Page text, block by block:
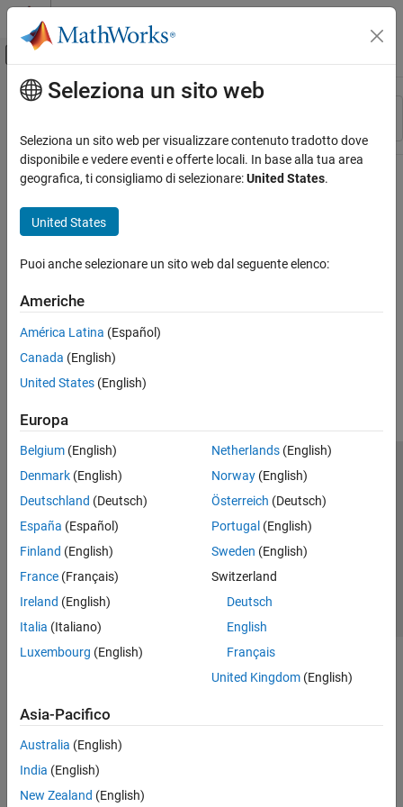
Vai al contenuto
Attiva/disattiva menu di navigazione
Risorsa
Stato
Contenuto principale
Seleziona un sito web
Seleziona un sito web per visualizzare contenuto tradotto dove
disponibile e vedere eventi e offerte locali. In base alla tua area
geografica, ti consigliamo di selezionare:United States.
United States
Puoi anche selezionare un sito web dal seguente elenco:
Americhe
América Latina (Español)
Canada (English)
United States (English)
Europa
Belgium (English)
Denmark (English)
Deutschland (Deutsch)
España (Español)
Finland (English)
France (Français)
Ireland (English)
Italia (Italiano)
Luxembourg (English)
Netherlands(English)
Norway(English)
Österreich (Deutsch)
Portugal (English)
Sweden (English)
Switzerland
Deutsch
English
Français
United Kingdom(English)
Asia-Pacifico
Australia (English)
India (English)
New Zealand (English)
Centro di fiducia
Informativa sulla privacy
Antipirateria
Stato dell'applicazione
Contatti
© 1994-2026 The MathWorks, Inc.